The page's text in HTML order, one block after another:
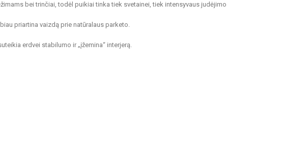
bei trinčiai, todėl puikiai tinka tiek svetainei, tiek intensyvaus judėjimo
priartina vaizdą prie natūralaus parketo.
erdvei stabilumo ir „įžemina“ interjerą.